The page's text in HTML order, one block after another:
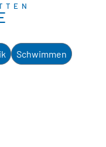
Schwimmen